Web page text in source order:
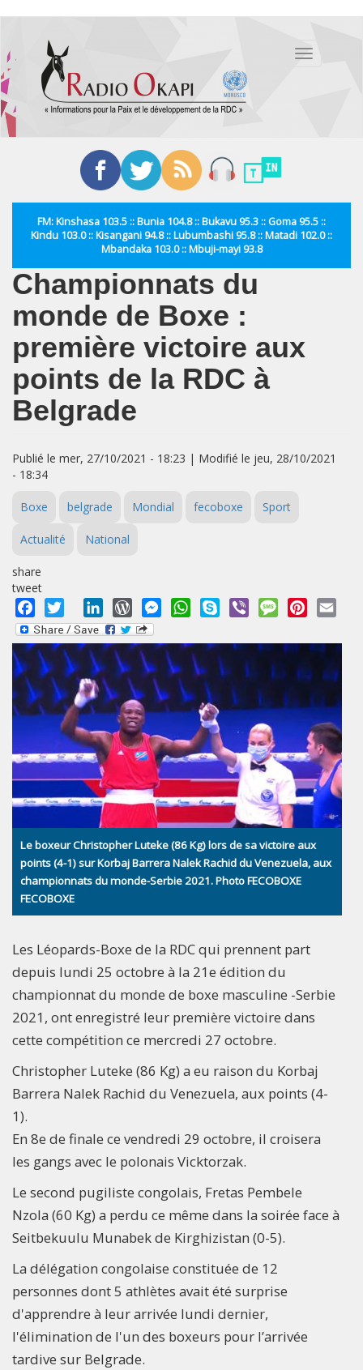
contenu
principal
Toggle
FM: Kinshasa 103.5 :: Bunia 104.8 :: Bukavu 95.3 :: Goma 95.5 ::
Kindu 103.0 :: Kisangani 94.8 :: Lubumbashi 95.8 :: Matadi 102.0 ::
Mbandaka 103.0 :: Mbuji-mayi 93.8
Championnats du
monde de Boxe :
première victoire aux
points de la RDC à
Belgrade
Publié le mer, 27/10/2021 - 18:23 | Modifié le jeu, 28/10/2021
- 18:34
Boxe belgrade Mondial fecoboxe Sport
Actualité National
share
tweet
Facebook
Twitter LinkedInWordPressMessengerWhatsApp
Skype Viber MessagePinterest
Le boxeur Christopher Luteke (86 Kg) lors de sa victoire aux
points (4-1) sur Korbaj Barrera Nalek Rachid du Venezuela, aux
championnats du monde-Serbie 2021. Photo FECOBOXE
FECOBOXE
Les Léopards-Boxe de la RDC qui prennent part
depuis lundi 25 octobre à la 21e édition du
championnat du monde de boxe masculine -Serbie
2021, ont enregistré leur première victoire dans
cette compétition ce mercredi 27 octobre.
Christopher Luteke (86 Kg) a eu raison du Korbaj
Barrera Nalek Rachid du Venezuela, aux points (4-
1).
En 8e de finale ce vendredi 29 octobre, il croisera
les gangs avec le polonais Vicktorzak.
Le second pugiliste congolais, Fretas Pembele
Nzola (60 Kg) a perdu ce même dans la soirée face à
Seitbekuulu Munabek de Kirghizistan (0-5).
La délégation congolaise constituée de 12
personnes dont 5 athlètes avait été surprise
d'apprendre à leur arrivée lundi dernier,
l'élimination de l'un des boxeurs pour l’arrivée
tardive sur Belgrade.